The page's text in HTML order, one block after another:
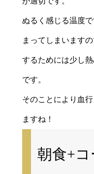
ぬるく感じる温度
まってしまいます
するためには少し
です。
そのことにより血
ますね！
朝食+